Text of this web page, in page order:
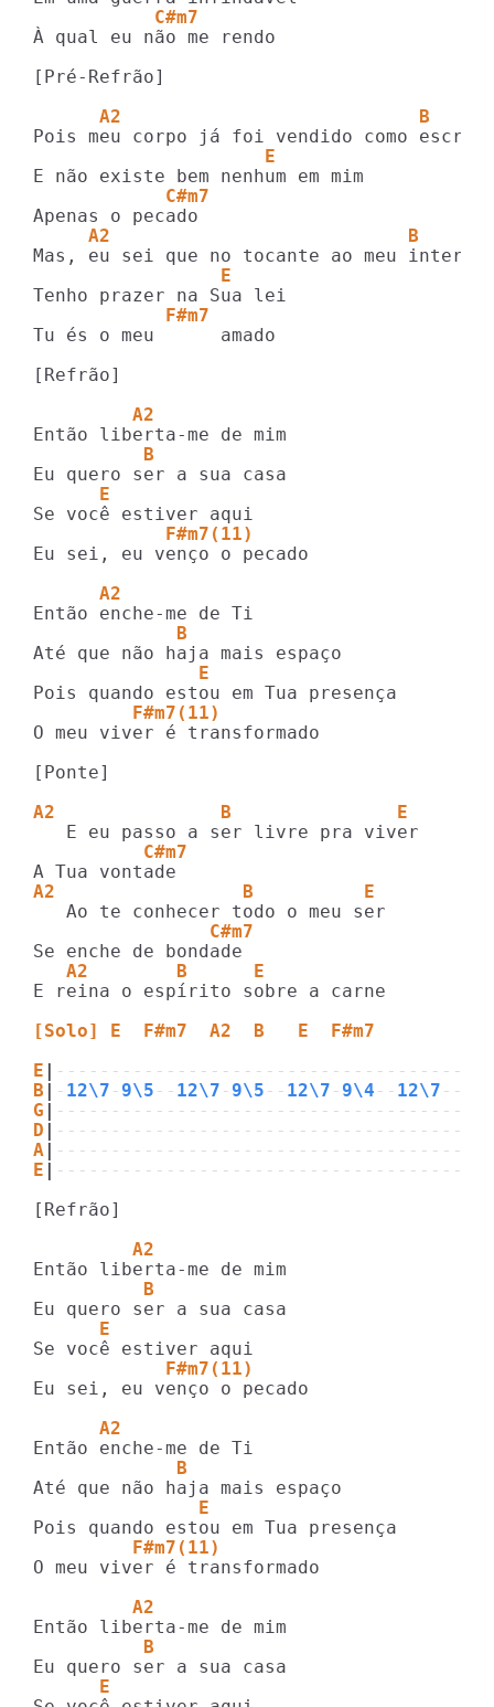
           C#m7
À qual eu não me rendo
[Pré-Refrão]
      A2                           B
                     E
            C#m7
     A2                           B
                 E
            F#m7
Tu és o meu      amado
[Refrão]
         A2
          B
      E
            F#m7(11)
Eu sei, eu venço o pecado
      A2
             B
               E
         F#m7(11)
O meu viver é transformado
[Ponte]
A2               B               E
          C#m7
A2                 B          E
                C#m7
   A2        B      E
E reina o espírito sobre a carne
[Solo] E  F#m7  A2  B   E  F#m7
E
B
- 12\7 - 9\5 -- 12\7 - 9\5 -- 12\7 - 9\4 -- 12\7 --
G
D
A
E
[Refrão]
         A2
          B
      E
            F#m7(11)
Eu sei, eu venço o pecado
      A2
             B
               E
         F#m7(11)
O meu viver é transformado
         A2
          B
      E